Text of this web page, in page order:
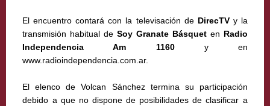
El encuentro contará con la televisación de DirecTVy la
transmisión habitual deSoy Granate Básquet en Radio
Independencia Am 1160y en
www.radioindependencia.com.ar.
El elenco de Volcan Sánchez termina su participación
debido a que no dispone de posibilidades de clasificar a